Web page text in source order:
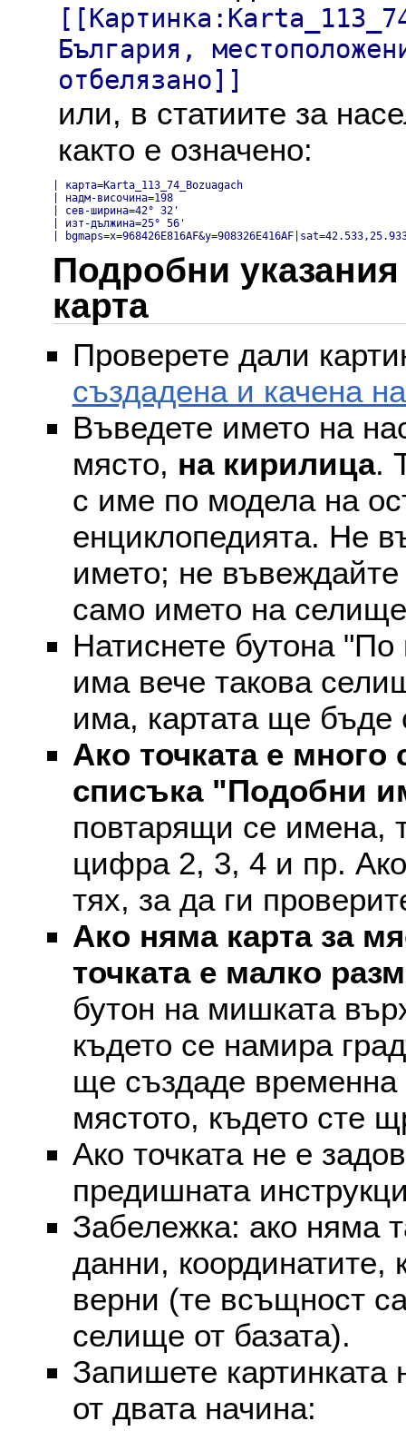
България,
отбелязано]]
или, в статиите за
както е означено:
| карта=Karta_113_74_Bozuagach
| надм-височина=198
| сев-ширина=42° 32'
| изт-дължина=25° 56'
|
Подробни
карта
Проверете дали
създадена и качена
Въведете името на
място, на кирилица.
с име по модела на
енциклопедията. Не
името; не въвеждайте
само името на
Натиснете бутона
има вече такова
има, картата ще бъде
Ако точката е много
списъка "Подобни
повтарящи се имена,
цифра 2, 3, 4 и пр.
тях, за да ги
Ако няма карта за
точката е малко
бутон на мишката
където се намира
ще създаде временна
мястото, където сте
Ако точката не е
предишната
Забележка: ако няма
данни, координатите,
верни (те всъщност
селище от базата).
Запишете
от двата начина: